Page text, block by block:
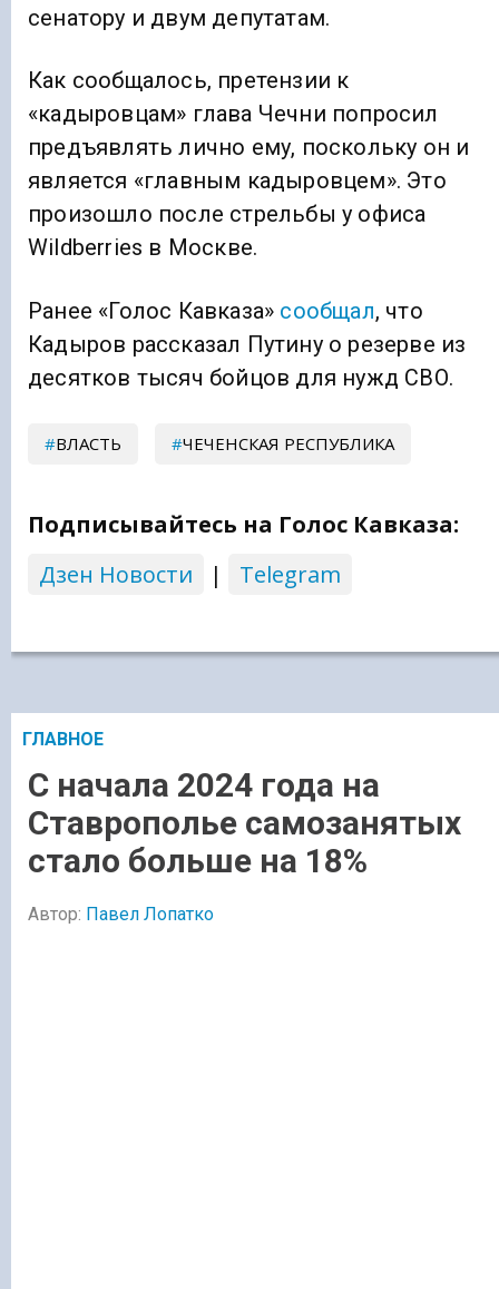
сенатору и двум депутатам.
Как сообщалось, претензии к
«кадыровцам» глава Чечни попросил
предъявлять лично ему, поскольку он и
является «главным кадыровцем». Это
произошло после стрельбы у офиса
Wildberries в Москве.
Ранее «Голос Кавказа» сообщал, что
Кадыров рассказал Путину о резерве из
десятков тысяч бойцов для нужд СВО.
ВЛАСТЬ ЧЕЧЕНСКАЯ РЕСПУБЛИКА
Подписывайтесь на Голос Кавказа:
Дзен Новости
| Telegram
ГЛАВНОЕ
С начала 2024 года на
Ставрополье самозанятых
стало больше на 18%
Автор: Павел Лопатко